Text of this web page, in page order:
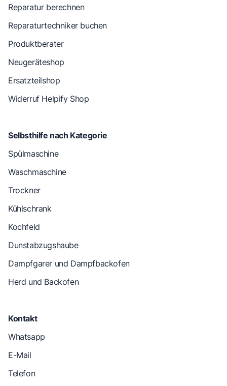
Reparatur berechnen
Reparaturtechniker buchen
Produktberater
Neugeräteshop
Ersatzteilshop
Widerruf Helpify Shop
Selbsthilfe nach Kategorie
Spülmaschine
Waschmaschine
Trockner
Kühlschrank
Kochfeld
Dunstabzugshaube
Dampfgarer und Dampfbackofen
Herd und Backofen
Kontakt
Whatsapp
E-Mail
Telefon